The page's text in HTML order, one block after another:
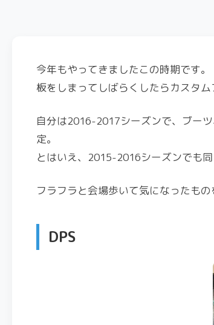
今年もやってきましたこの時期です。
板をしまってしばらくしたらカスタム
自分は2016-2017シーズンで、ブー
定。
とはいえ、2015-2016シーズンでも
フラフラと会場歩いて気になったもの
DPS